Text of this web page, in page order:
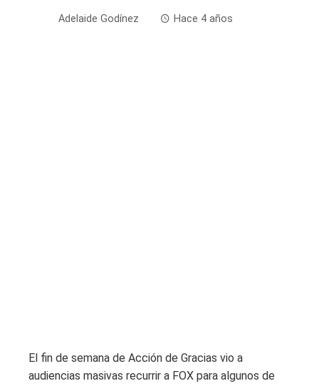
Adelaide Godínez Hace 4 años
El fin de semana de Acción de Gracias vio a
audiencias masivas recurrir a FOX para algunos de